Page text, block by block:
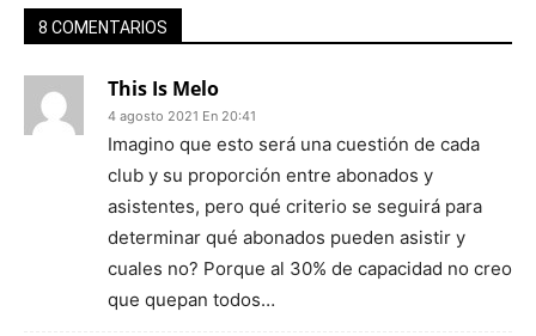
8 COMENTARIOS
This Is Melo
4 agosto 2021 En 20:41
Imagino que esto será una cuestión de cada
club y su proporción entre abonados y
asistentes, pero qué criterio se seguirá para
determinar qué abonados pueden asistir y
cuales no? Porque al 30% de capacidad no creo
que quepan todos…